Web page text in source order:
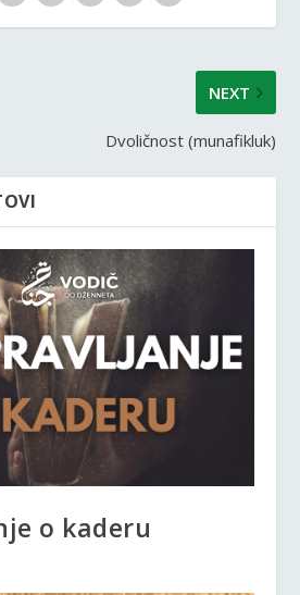
NEXT
Dvoličnost (munafikluk)
o kaderu